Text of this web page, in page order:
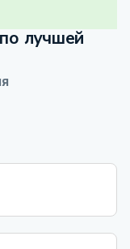
лучшей